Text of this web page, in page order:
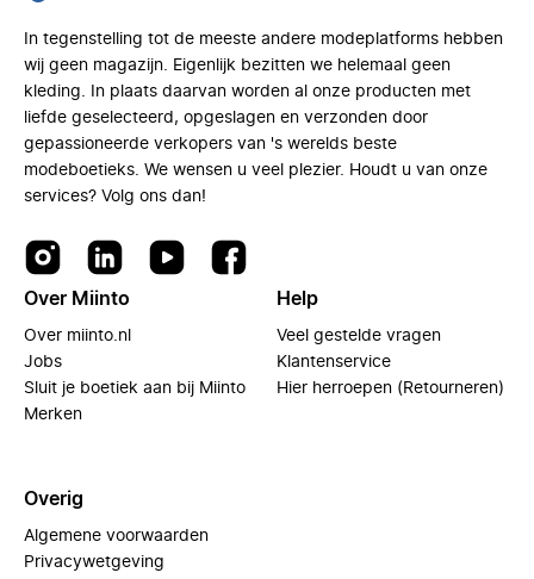
In tegenstelling tot de meeste andere modeplatforms hebben
wij geen magazijn. Eigenlijk bezitten we helemaal geen
kleding. In plaats daarvan worden al onze producten met
liefde geselecteerd, opgeslagen en verzonden door
gepassioneerde verkopers van 's werelds beste
modeboetieks. We wensen u veel plezier. Houdt u van onze
services? Volg ons dan!
Over Miinto
Over miinto.nl
Jobs
Sluit je boetiek aan bij Miinto
Merken
Help
Veel gestelde vragen
Klantenservice
Hier herroepen (Retourneren)
Overig
Algemene voorwaarden
Privacywetgeving